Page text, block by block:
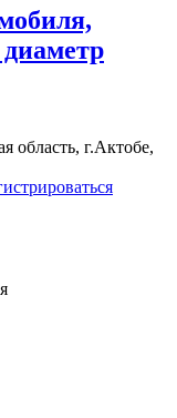
диаметр
область, г.Актобе,